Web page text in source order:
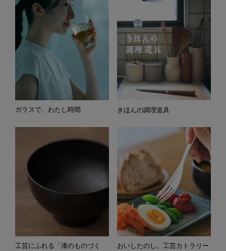
ガラスで、わたし時間 きほんの調理道具
工芸にふれる「漆のものづく
おいしたのし。工芸カトラリー